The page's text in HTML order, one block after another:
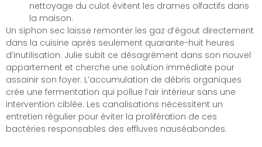
nettoyage du culot évitent les drames olfactifs dans
la maison.
Un siphon sec laisse remonter les gaz d’égout directement
dans la cuisine après seulement quarante-huit heures
d’inutilisation. Julie subit ce désagrément dans son nouvel
appartement et cherche une solution immédiate pour
assainir son foyer. L’accumulation de débris organiques
crée une fermentation qui pollue l’air intérieur sans une
intervention ciblée. Les canalisations nécessitent un
entretien régulier pour éviter la prolifération de ces
bactéries responsables des effluves nauséabondes.